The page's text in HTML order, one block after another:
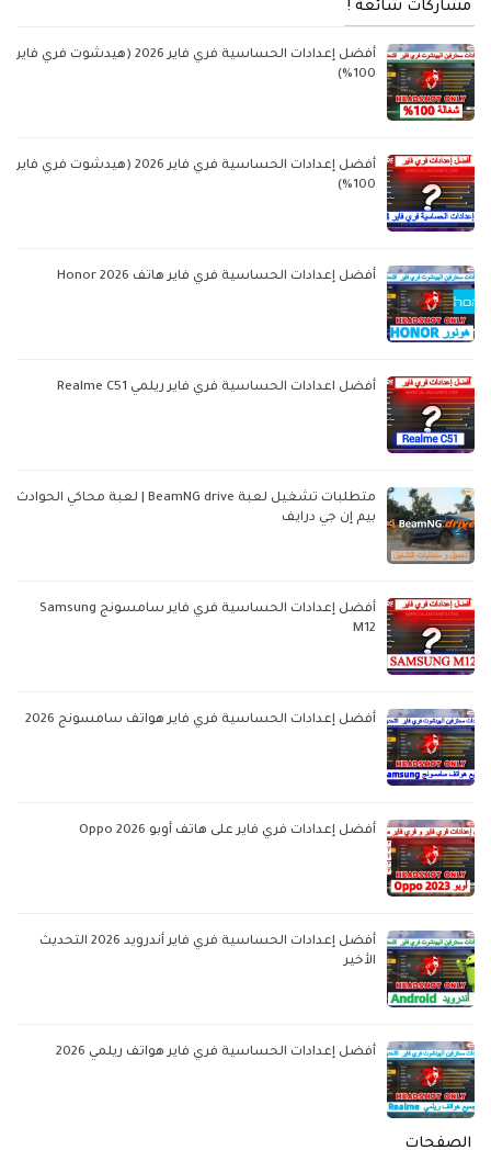
مشاركات شائعة !
أفضل إعدادات الحساسية فري فاير 2026 (هيدشوت فري فاير
100%)
أفضل إعدادات الحساسية فري فاير 2026 (هيدشوت فري فاير
100%)
أفضل إعدادات الحساسية فري فاير هاتف Honor 2026
أفضل اعدادات الحساسية فري فاير ريلمي Realme C51
متطلبات تشغيل لعبة BeamNG drive | لعبة محاكي الحوادث
بيم إن جي درايف
أفضل إعدادات الحساسية فري فاير سامسونج Samsung
M12
أفضل إعدادات الحساسية فري فاير هواتف سامسونج 2026
أفضل إعدادات فري فاير على هاتف أوبو Oppo 2026
أفضل إعدادات الحساسية فري فاير أندرويد 2026 التحديث
الأخير
أفضل إعدادات الحساسية فري فاير هواتف ريلمي 2026
الصفحات